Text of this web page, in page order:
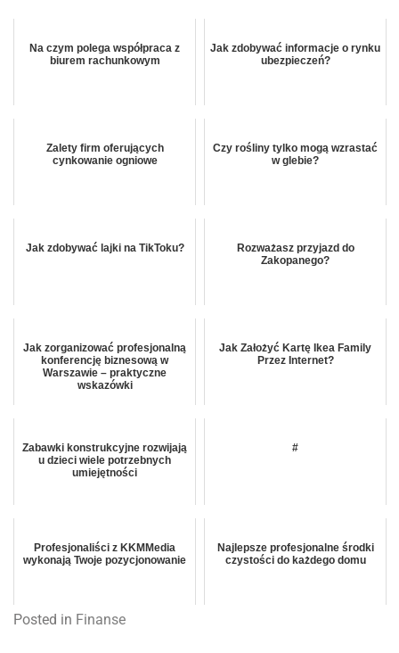
Na czym polega współpraca z
biurem rachunkowym
Jak zdobywać informacje o rynku
ubezpieczeń?
Zalety firm oferujących
cynkowanie ogniowe
Czy rośliny tylko mogą wzrastać
w glebie?
Jak zdobywać lajki na TikToku?
Rozważasz przyjazd do
Zakopanego?
Jak zorganizować profesjonalną
konferencję biznesową w
Warszawie – praktyczne
wskazówki
Jak Założyć Kartę Ikea Family
Przez Internet?
Zabawki konstrukcyjne rozwijają
u dzieci wiele potrzebnych
umiejętności
#
Profesjonaliści z KKMMedia
wykonają Twoje pozycjonowanie
Najlepsze profesjonalne środki
czystości do każdego domu
Posted in Finanse